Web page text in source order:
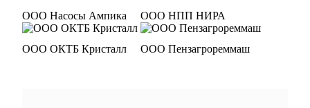
ООО Насосы Ампика ООО НПП НИРА
ООО ОКТБ Кристалл ООО Пензагрореммаш